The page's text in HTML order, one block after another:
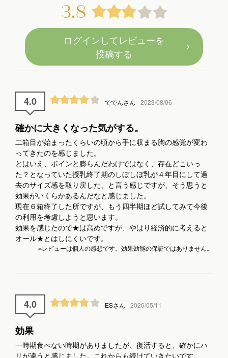
3.8
ログインしてレビューを
投稿する
4.0 ででんさん 2023/08/06
確かに大きくなった気がする。
二箱目が始まったくらいの頃から手に収まる胸の感覚が変わ
ってきたのを感じました。
とはいえ、ボインと膨らんだわけではなく、存在どこいっ
た？となっていた授乳終了期のしぼしぼ乳が４年目にして過
去のサイズ感を取り戻した、と言う感じですが、そう思うと
効果がいくらかあるんだなと感じました。
現在６箱終了した所ですが、もう四半期ほど試してみて今後
の利用を考慮しようと思います。
効果を感じたので★は高めですが、やはり経済的に考えると
オール★とはしにくいです。
※レビューは個人の感想です。効果効能の保証ではありません。
4.0 ESさん 2026/05/11
効果
一時期食べない時期がありましたが、復活すると、確かにハ
リが違うと感じました。これからも続けていきたいです。